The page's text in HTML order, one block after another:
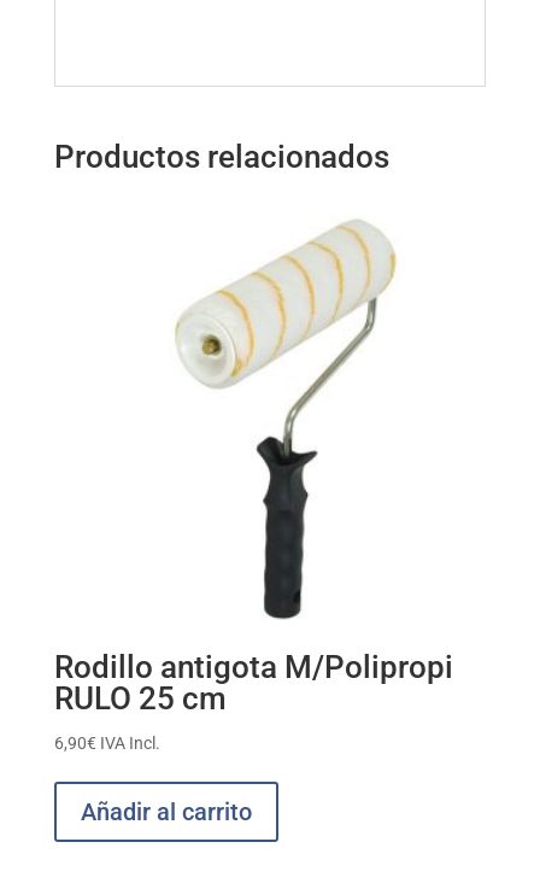
Productos relacionados
Rodillo antigota M/Polipropi
RULO 25 cm
6,90€ IVA Incl.
Añadir al carrito